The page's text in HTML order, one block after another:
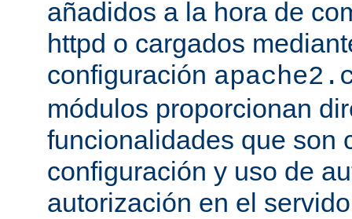
añadidos a la hora de
httpd o cargados
configuración
módulos proporcionan
funcionalidades que son
configuración y uso de
autorización en el